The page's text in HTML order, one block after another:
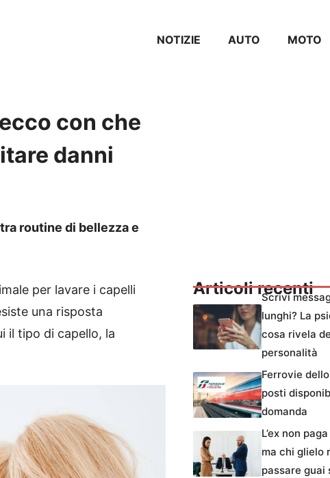
NOTIZIE AUTO MOTO
con che
danni
routine di bellezza e
per lavare i capelli
una risposta
il tipo di capello, la
Articoli recenti
Scrivi
lunghi? La
cosa rivela
personalità
Ferrovie
posti
domanda
L’ex non
ma chi glielo
passare guai